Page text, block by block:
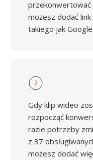
przekonwertować
możesz dodać
takiego jak
2
Gdy klip wideo
rozpocząć
razie potrzeby
z 37
możesz dodać